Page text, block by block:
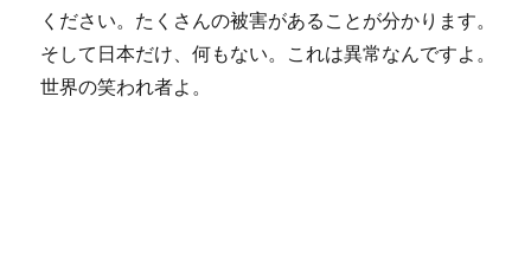
ください。たくさんの被害があることが分かります。
そして日本だけ、何もない。これは異常なんですよ。
世界の笑われ者よ。